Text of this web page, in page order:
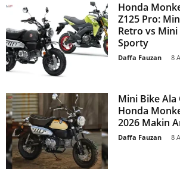
Honda
Z125 Pro:
Retro vs
Sporty
Daffa Fauzan 8
Mini Bike
Honda
2026 Makin
Daffa Fauzan 8